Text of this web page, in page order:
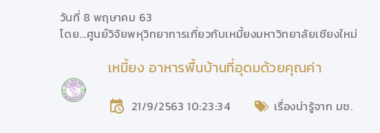
วันที่ 8 พฤษาคม 63
โดย...ศูนย์วิจัยพหุวิทยาการเกี่ยวกับเหมี้ยงมหาวิทยาลัยเชียงใหม่
เหมี้ยง อาหารพื้นบ้านที่อุดมด้วยคุณค่า
21/9/2563 10:23:34 เรื่องน่ารู้จาก มช.